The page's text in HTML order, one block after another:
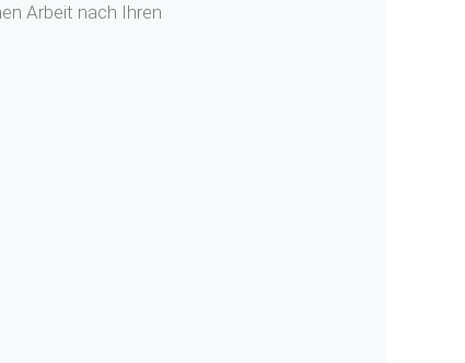
Arbeit nach Ihren